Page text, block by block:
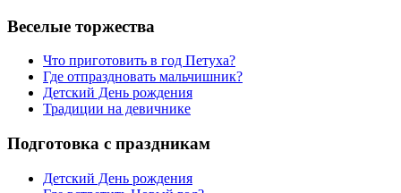
Веселые торжества
Что приготовить в год Петуха?
Где отпраздновать мальчишник?
Детский День рождения
Традиции на девичнике
Подготовка с праздникам
Детский День рождения